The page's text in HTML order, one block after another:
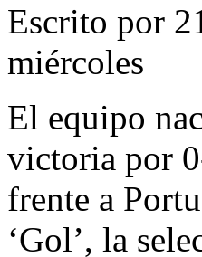
Escrito por
miércoles
El equipo
victoria por
frente a
‘Gol’, la